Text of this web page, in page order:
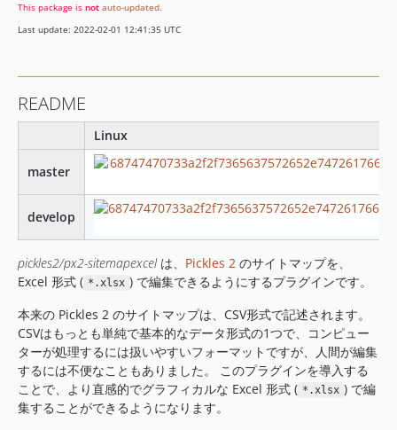
2.0.4
2.0.3
2.0.0
dev-main
This package is not auto-updated.
Last update: 2022-02-01 12:41:35 UTC
README
Linux
master
develop
pickles2/px2-sitemapexcelは、 Pickles 2 のサイトマップを、
Excel 形式 ( *.xlsx ) で編集できるようにするプラグインです。
本来の Pickles 2 のサイトマップは、CSV形式で記述されます。
CSVはもっとも単純で基本的なデータ形式の1つで、コンピュー
ターが処理するには扱いやすいフォーマットですが、人間が編集
するには不便なこともありました。 このプラグインを導入する
ことで、より直感的でグラフィカルな Excel 形式 ( *.xlsx ) で編
集することができるようになります。